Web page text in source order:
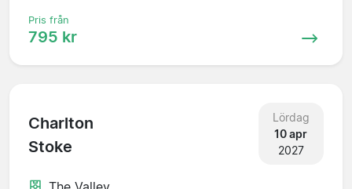
Pris från
795 kr
Charlton
Stoke
Lördag
10 apr
2027